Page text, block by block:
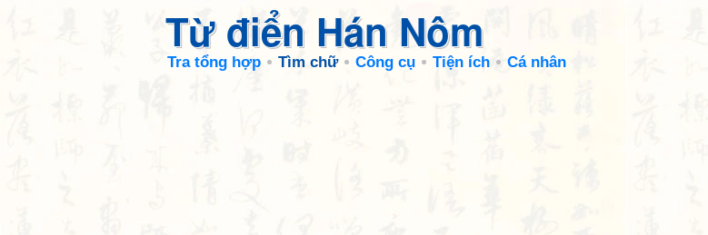
Từ điển Hán Nôm
Tra tổng hợp Tìm chữ Công cụ Tiện ích Cá nhân